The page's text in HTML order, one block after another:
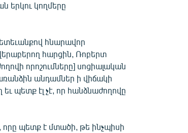
երկու կողմերը
հնարավոր
հարցին, Ռոբերտ
որոշումները] սոցիալական
անդամներ ի վիճակի
եւ պետք էլ չէ, որ հանձնաժողովը
պետք է մտածի, թե ինչպիսի